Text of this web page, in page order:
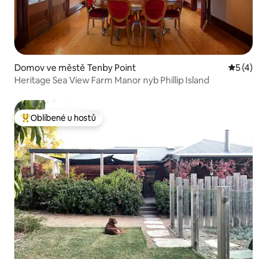
Domov ve městě Tenby Point
5 (4)
Heritage Sea View Farm Manor nyb Phillip Island
Nejlepší v kategorii Oblíbené u hostů
Oblíbené u hostů